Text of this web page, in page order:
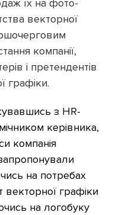
їх на фото-
векторної
компанії,
і претендентів
графіки.
з HR-
керівника,
компанія
на потребах
векторної графіки
на логобуку